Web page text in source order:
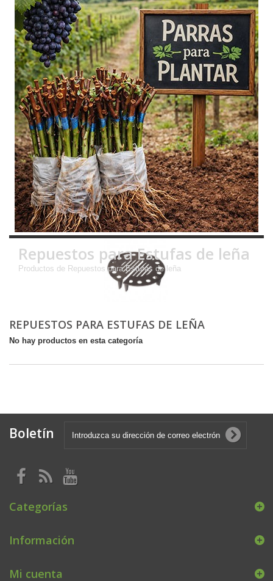
Repuestos para Estufas de leña
Productos de Repuestos para Estufas de leña
REPUESTOS PARA ESTUFAS DE LEÑA
No hay productos en esta categoría
Boletín
Categorías
Información
Mi cuenta